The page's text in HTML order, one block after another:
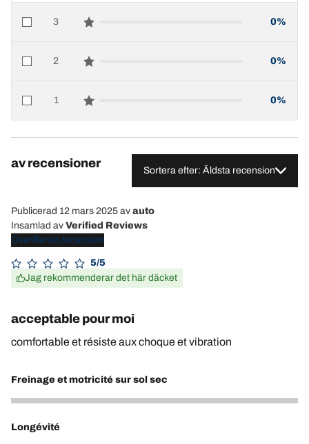
3
star reviews
0%
2
star reviews
0%
1
star reviews
0%
av recensioner
Sortera efter: Äldsta recension
Publicerad 12 mars 2025 av auto
Insamlad av Verified Reviews
Overifierad recension
5/5
Jag rekommenderar det här däcket
acceptable pour moi
comfortable et résiste aux choque et vibration
Freinage et motricité sur sol sec
5
Longévité